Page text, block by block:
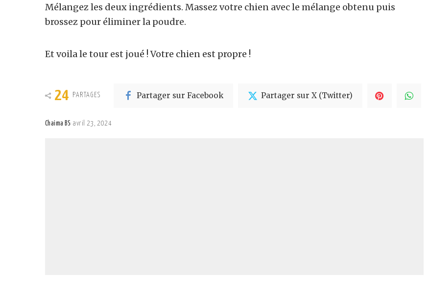
Mélangez les deux ingrédients. Massez votre chien avec le mélange obtenu puis
brossez pour éliminer la poudre.
Et voila le tour est joué ! Votre chien est propre !
24 PARTAGES Partager sur Facebook Partager sur X (Twitter)
Chaima BS avril 23, 2024